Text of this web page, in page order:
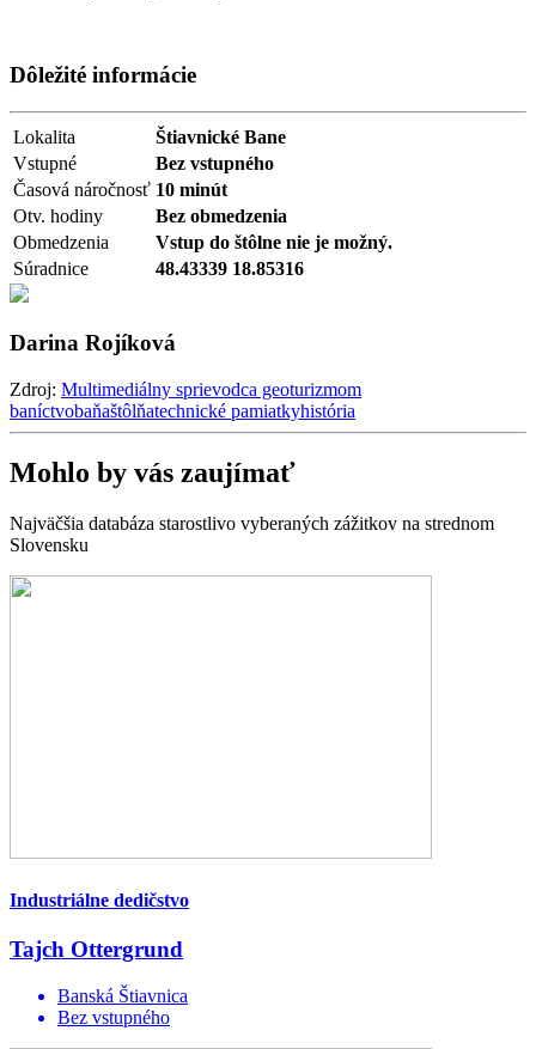
Dôležité informácie
Lokalita
Štiavnické Bane
Vstupné
Bez vstupného
Časová náročnosť 10 minút
Otv. hodiny
Bez obmedzenia
Obmedzenia
Vstup do štôlne nie je možný.
Súradnice
48.43339 18.85316
Darina Rojíková
Zdroj: Multimediálny sprievodca geoturizmom
baníctvobaňaštôlňatechnické pamiatkyhistória
Mohlo by vás zaujímať
Najväčšia databáza starostlivo vyberaných zážitkov na strednom
Slovensku
Industriálne dedičstvo
Tajch Ottergrund
Banská Štiavnica
Bez vstupného